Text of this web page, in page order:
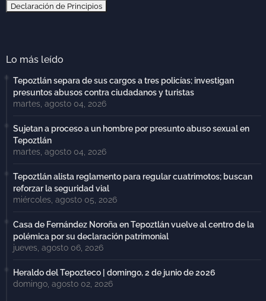
Declaración de Principios
Lo más leído
Tepoztlán separa de sus cargos a tres policías; investigan
presuntos abusos contra ciudadanos y turistas
martes, agosto 04, 2026
Sujetan a proceso a un hombre por presunto abuso sexual en
Tepoztlán
martes, agosto 04, 2026
Tepoztlán alista reglamento para regular cuatrimotos; buscan
reforzar la seguridad vial
miércoles, agosto 05, 2026
Casa de Fernández Noroña en Tepoztlán vuelve al centro de la
polémica por su declaración patrimonial
jueves, agosto 06, 2026
Heraldo del Tepozteco | domingo, 2 de junio de 2026
domingo, agosto 02, 2026